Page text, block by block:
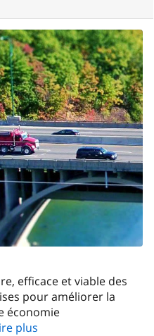
efficace et viable des
pour améliorer la
économie
plus